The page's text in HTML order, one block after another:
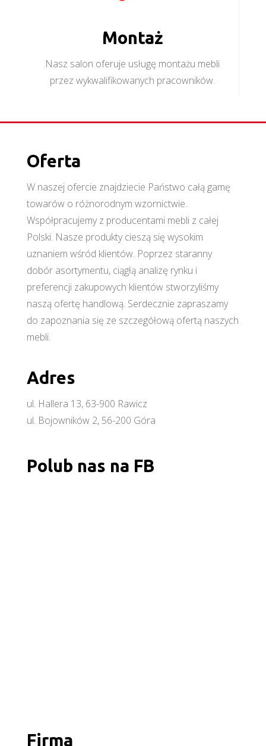
Montaż
Nasz salon oferuje usługę montażu mebli
przez wykwalifikowanych pracowników.
Oferta
W naszej ofercie znajdziecie Państwo całą gamę
towarów o różnorodnym wzornictwie.
Współpracujemy z producentami mebli z całej
Polski. Nasze produkty cieszą się wysokim
uznaniem wśród klientów. Poprzez staranny
dobór asortymentu, ciągłą analizę rynku i
preferencji zakupowych klientów stworzyliśmy
naszą ofertę handlową. Serdecznie zapraszamy
do zapoznania się ze szczegółową ofertą naszych
mebli.
Adres
ul. Hallera 13, 63-900 Rawicz
ul. Bojowników 2, 56-200 Góra
Polub nas na FB
Firma